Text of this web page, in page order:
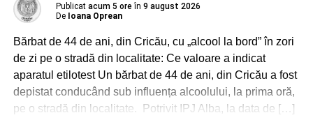
Publicat acum 5 ore în 9 august 2026
De Ioana Oprean
Bărbat de 44 de ani, din Cricău, cu „alcool la bord” în zori
de zi pe o stradă din localitate: Ce valoare a indicat
aparatul etilotest Un bărbat de 44 de ani, din Cricău a fost
depistat conducând sub influența alcoolului, la prima oră,
pe o stradă din localitate. Potrivit IPJ Alba, la data de […]